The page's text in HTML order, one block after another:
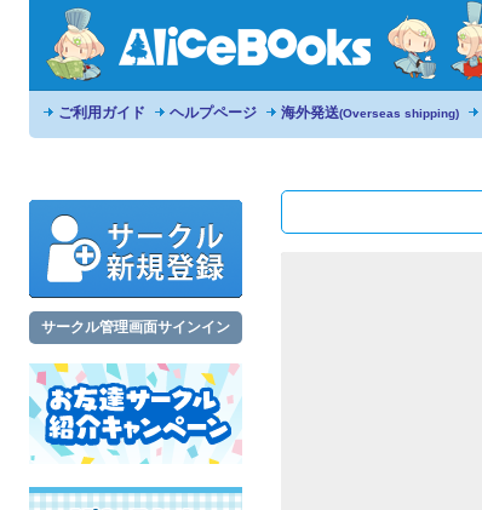
ご利用ガイド ヘルプページ 海外発送(Overseas shipping)
サークル管理画面サインイン